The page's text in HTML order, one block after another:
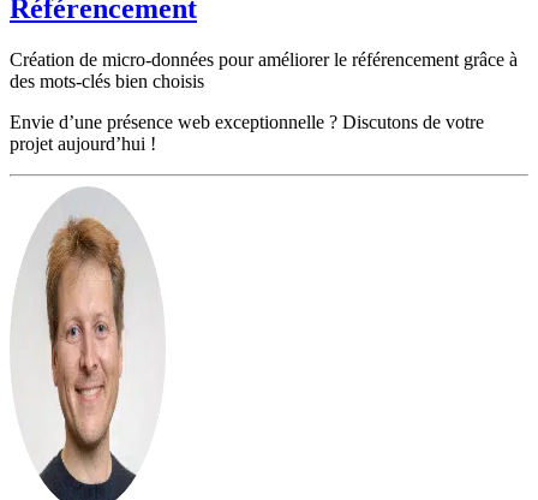
Référencement
Création de micro-données pour améliorer le référencement grâce à
des mots-clés bien choisis
Envie d’une présence web exceptionnelle ? Discutons de votre
projet aujourd’hui !